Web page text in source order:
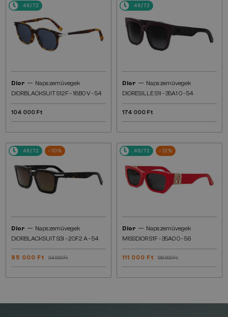
48/72
Dior — Napszemüvegek
DIORBLACKSUIT S12F - 18B0 V - 54
104 000 Ft
48/72
Dior — Napszemüvegek
DIORESILLE S1I - 35A1 O - 54
174 000 Ft
48/72 -10%
Dior — Napszemüvegek
DIORBLACKSUIT S3I - 20F2 A - 54
85 000 Ft 94 000 Ft
48/72 -12%
Dior — Napszemüvegek
MISSDIOR S1F - 35A0 O - 56
111 000 Ft 126 000 Ft